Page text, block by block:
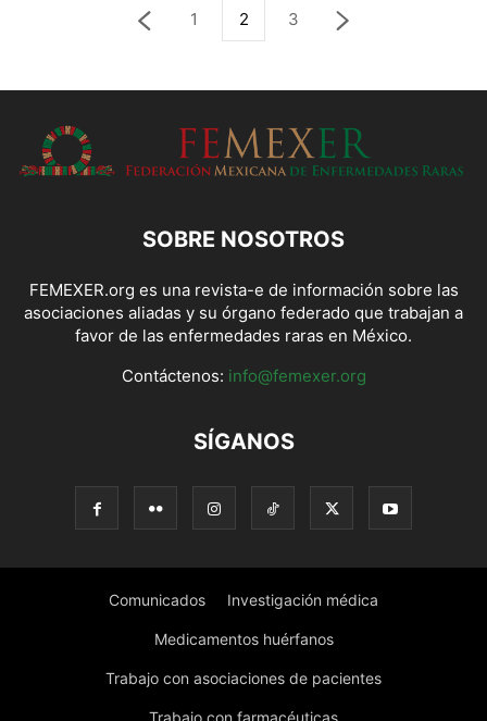
1 2 3
SOBRE NOSOTROS
FEMEXER.org es una revista-e de información sobre las
asociaciones aliadas y su órgano federado que trabajan a
favor de las enfermedades raras en México.
Contáctenos: info@femexer.org
SÍGANOS
Comunicados Investigación médica
Medicamentos huérfanos
Trabajo con asociaciones de pacientes
Trabajo con farmacéuticas